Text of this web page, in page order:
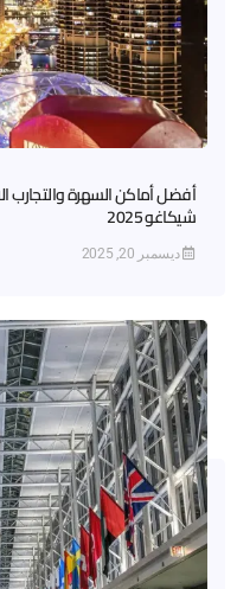
أفضل أماكن السهرة والتجارب
شيكاغو 2025
ديسمبر 20, 2025